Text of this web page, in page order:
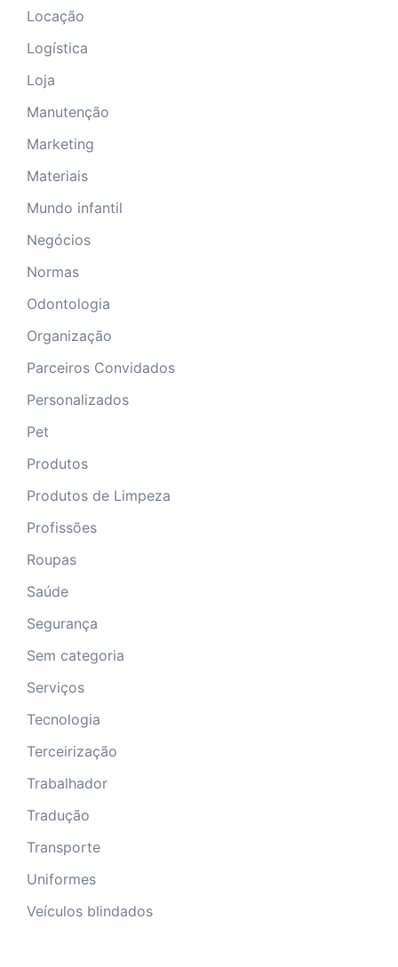
Locação
Logística
Loja
Manutenção
Marketing
Materiais
Mundo infantil
Negócios
Normas
Odontologia
Organização
Parceiros Convidados
Personalizados
Pet
Produtos
Produtos de Limpeza
Profissões
Roupas
Saúde
Segurança
Sem categoria
Serviços
Tecnologia
Terceirização
Trabalhador
Tradução
Transporte
Uniformes
Veículos blindados